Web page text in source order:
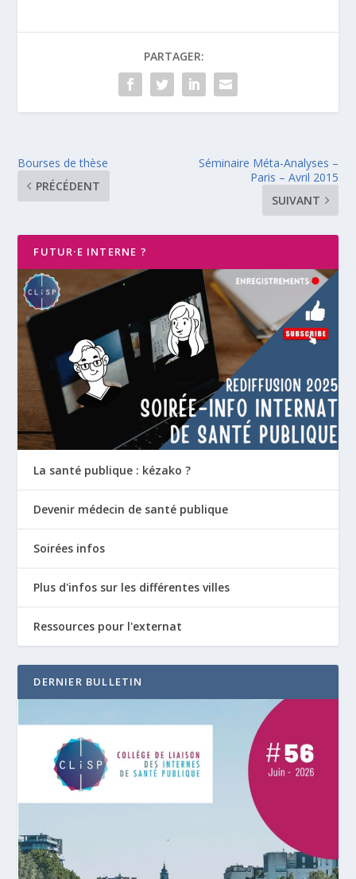
PARTAGER:
Bourses de thèse
PRÉCÉDENT
Séminaire Méta-Analyses –
Paris – Avril 2015
SUIVANT
FUTUR·E INTERNE ?
La santé publique : kézako ?
Devenir médecin de santé publique
Soirées infos
Plus d'infos sur les différentes villes
Ressources pour l'externat
DERNIER BULLETIN